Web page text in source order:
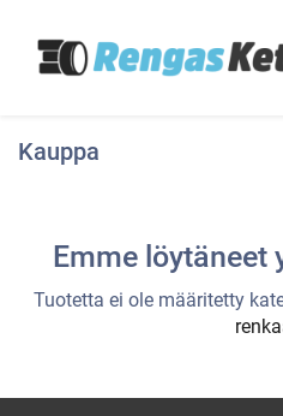
Kauppa
Emme löytäneet
Tuotetta ei ole määritetty